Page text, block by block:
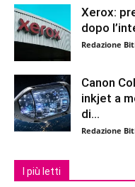
Xerox:
dopo
Redazione
Canon
inkjet a
di...
Redazione
I più letti